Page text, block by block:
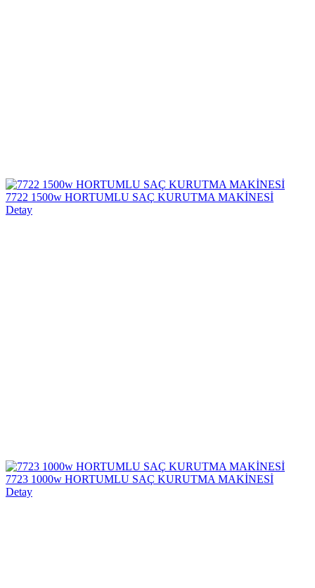
7722 1500w HORTUMLU SAÇ KURUTMA MAKİNESİ
Detay
7723 1000w HORTUMLU SAÇ KURUTMA MAKİNESİ
Detay